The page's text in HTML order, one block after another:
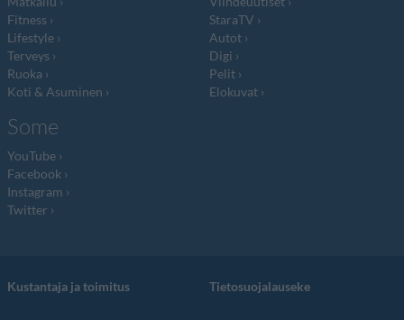
Fitness
Lifestyle
Terveys
Ruoka
Koti & Asuminen
StaraTV
Autot
Digi
Pelit
Elokuvat
Some
YouTube
Facebook
Instagram
Twitter
Kustantaja ja toimitus Tietosuojalauseke